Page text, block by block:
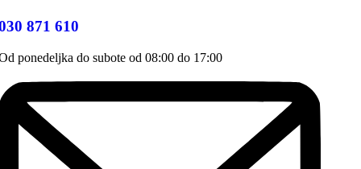
871 610
ponedeljka do subote od 08:00 do 17:00